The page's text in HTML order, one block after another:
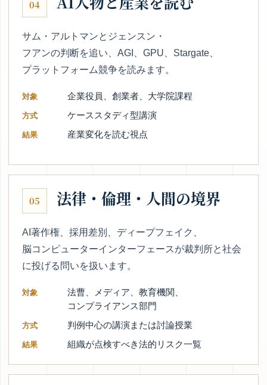
04
サム・アルトマンとジェンスン・
フアンの判断を追い、AGI、GPU、Stargate、
プラットフォーム競争を読みます。
対象 企業役員、創業者、大学院課程
方式 ケーススタディ型講演
結果 産業変化を読む視点
05 法律・倫理・人間の境界
AI著作権、採用差別、ディープフェイク、
脳コンピューターインターフェースが裁判所と社会
に投げる問いを扱います。
対象
法曹、メディア、教育機関、
コンプライアンス部門
方式 判例中心の講演または討論授業
結果 組織が点検すべき法的リスク一覧